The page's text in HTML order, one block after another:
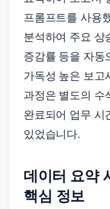
프롬프트를 사용
분석하여 주요 상
증감률 등을 자동
가독성 높은 보고
과정은 별도의 수
완료되어 업무 시
있었습니다.
데이터 요약
핵심 정보